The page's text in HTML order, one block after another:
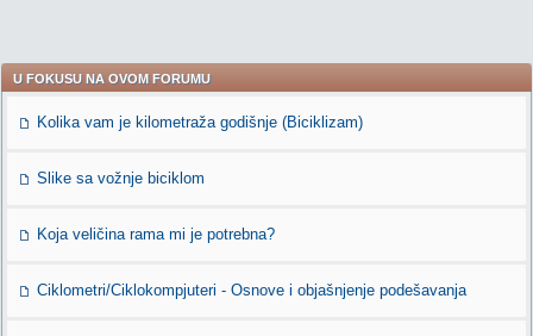
U FOKUSU NA OVOM FORUMU
Kolika vam je kilometraža godišnje (Biciklizam)
Slike sa vožnje biciklom
Koja veličina rama mi je potrebna?
Ciklometri/Ciklokompjuteri - Osnove i objašnjenje podešavanja